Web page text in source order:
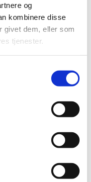
og
kombinere disse
givet dem, eller som
tjenester.